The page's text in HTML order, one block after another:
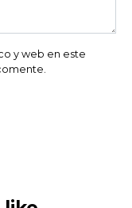
y web en este